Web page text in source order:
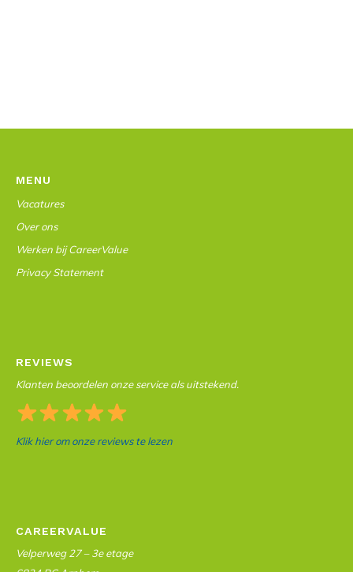
MENU
Vacatures
Over ons
Werken bij CareerValue
Privacy Statement
REVIEWS
Klanten beoordelen onze service als uitstekend.
Klik hier om onze reviews te lezen
CAREERVALUE
Velperweg 27 – 3e etage